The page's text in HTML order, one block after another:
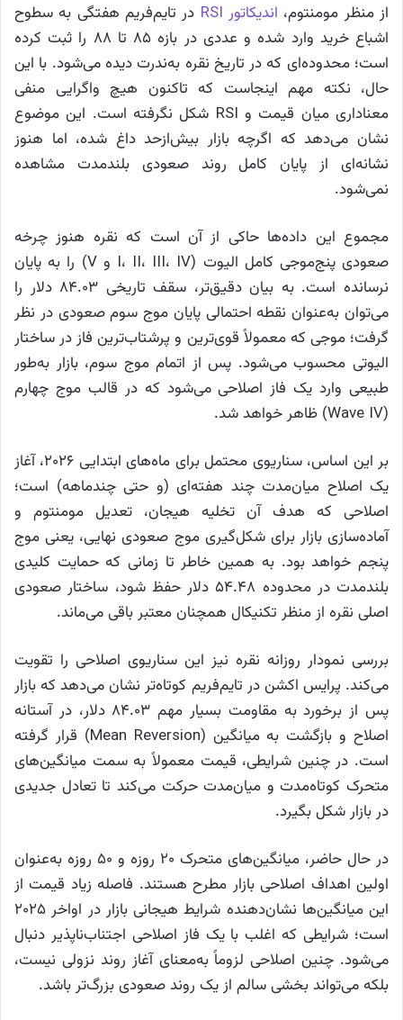
از منظر مومنتوم، اندیکاتور RSI
در تایم‌فریم هفتگی به سطوح
اشباع خرید وارد شده و عددی در بازه ۸۵ تا ۸۸ را ثبت کرده
است؛ محدوده‌ای که در تاریخ نقره به‌ندرت دیده می‌شود. با این
حال، نکته مهم اینجاست که تاکنون هیچ واگرایی منفی
معناداری میان قیمت و RSI شکل نگرفته است. این موضوع
نشان می‌دهد که اگرچه بازار بیش‌ازحد داغ شده، اما هنوز
نشانه‌ای از پایان کامل روند صعودی بلندمدت مشاهده
نمی‌شود.
مجموع این داده‌ها حاکی از آن است که نقره هنوز چرخه
صعودی پنج‌موجی کامل الیوت (I، II، III، IV و V) را به پایان
نرسانده است. به بیان دقیق‌تر، سقف تاریخی ۸۴.۰۳ دلار را
می‌توان به‌عنوان نقطه احتمالی پایان موج سوم صعودی در نظر
گرفت؛ موجی که معمولاً قوی‌ترین و پرشتاب‌ترین فاز در ساختار
الیوتی محسوب می‌شود. پس از اتمام موج سوم، بازار به‌طور
طبیعی وارد یک فاز اصلاحی می‌شود که در قالب موج چهارم
(Wave IV) ظاهر خواهد شد.
بر این اساس، سناریوی محتمل برای ماه‌های ابتدایی ۲۰۲۶، آغاز
یک اصلاح میان‌مدت چند هفته‌ای (و حتی چندماهه) است؛
اصلاحی که هدف آن تخلیه هیجان، تعدیل مومنتوم و
آماده‌سازی بازار برای شکل‌گیری موج صعودی نهایی، یعنی موج
پنجم خواهد بود. به همین خاطر تا زمانی که حمایت کلیدی
بلندمدت در محدوده ۵۴.۴۸ دلار حفظ شود، ساختار صعودی
اصلی نقره از منظر تکنیکال همچنان معتبر باقی می‌ماند.
بررسی نمودار روزانه نقره نیز این سناریوی اصلاحی را تقویت
می‌کند. پرایس اکشن در تایم‌فریم کوتاه‌تر نشان می‌دهد که بازار
پس از برخورد به مقاومت بسیار مهم ۸۴.۰۳ دلار، در آستانه
اصلاح و بازگشت به میانگین (Mean Reversion) قرار گرفته
است. در چنین شرایطی، قیمت معمولاً به سمت میانگین‌های
متحرک کوتاه‌مدت و میان‌مدت حرکت می‌کند تا تعادل جدیدی
در بازار شکل بگیرد.
در حال حاضر، میانگین‌های متحرک ۲۰ روزه و ۵۰ روزه به‌عنوان
اولین اهداف اصلاحی بازار مطرح هستند. فاصله زیاد قیمت از
این میانگین‌ها نشان‌دهنده شرایط هیجانی بازار در اواخر ۲۰۲۵
است؛ شرایطی که اغلب با یک فاز اصلاحی اجتناب‌ناپذیر دنبال
می‌شود. چنین اصلاحی لزوماً به‌معنای آغاز روند نزولی نیست،
بلکه می‌تواند بخشی سالم از یک روند صعودی بزرگ‌تر باشد.